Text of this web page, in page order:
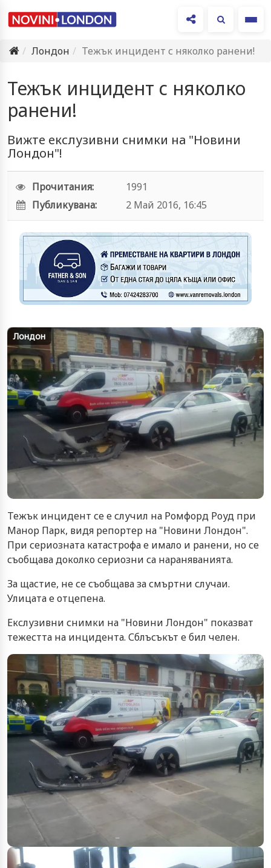
Лондон
Тежък инцидент с няколко ранени!
Тежък инцидент с няколко
ранени!
Вижте екслузивни снимки на "Новини
Лондон"!
Прочитания:
1991
Публикувана:
2 Май 2016, 16:45
Лондон
Тежък инцидент се е случил на Ромфорд Роуд при
Манор Парк, видя репортер на "Новини Лондон".
При сериозната катастрофа е имало и ранени, но се
съобщава доколко сериозни са нараняванията.
За щастие, не се съобщава за смъртни случаи.
Улицата е отцепена.
Екслузивни снимки на "Новини Лондон" показват
тежестта на инцидента. Сблъсъкът е бил челен.